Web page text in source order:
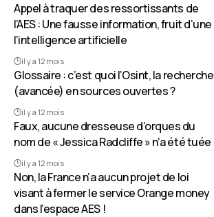
Appel à traquer des ressortissants de
l’AES : Une fausse information, fruit d’une
l’intelligence artificielle
il y a 12 mois
Glossaire : c’est quoi l’Osint, la recherche
(avancée) en sources ouvertes ?
il y a 12 mois
Faux, aucune dresseuse d’orques du
nom de « Jessica Radcliffe » n’a été tuée
il y a 12 mois
Non, la France n’a aucun projet de loi
visant à fermer le service Orange money
dans l’espace AES !